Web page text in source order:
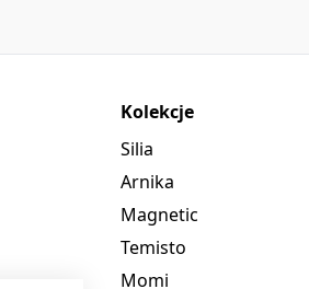
Kolekcje
Silia
Arnika
Magnetic
Temisto
Momi